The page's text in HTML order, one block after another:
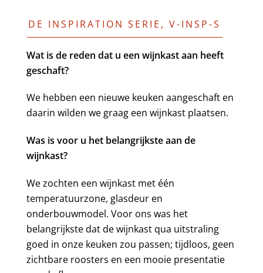
DE INSPIRATION SERIE, V-INSP-S
Wat is de reden dat u een wijnkast aan heeft
geschaft?
We hebben een nieuwe keuken aangeschaft en
daarin wilden we graag een wijnkast plaatsen.
Was is voor u het belangrijkste aan de
wijnkast?
We zochten een wijnkast met één
temperatuurzone, glasdeur en
onderbouwmodel. Voor ons was het
belangrijkste dat de wijnkast qua uitstraling
goed in onze keuken zou passen; tijdloos, geen
zichtbare roosters en een mooie presentatie